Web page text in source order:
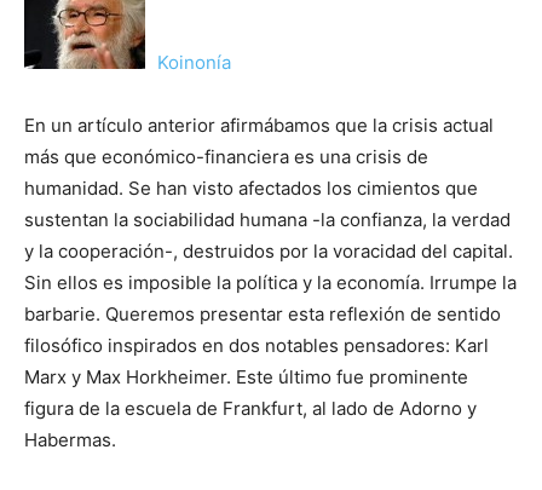
Koinonía
En un artículo anterior afirmábamos que la crisis actual
más que económico-financiera es una crisis de
humanidad. Se han visto afectados los cimientos que
sustentan la sociabilidad humana -la confianza, la verdad
y la cooperación-, destruidos por la voracidad del capital.
Sin ellos es imposible la política y la economía. Irrumpe la
barbarie. Queremos presentar esta reflexión de sentido
filosófico inspirados en dos notables pensadores: Karl
Marx y Max Horkheimer. Este último fue prominente
figura de la escuela de Frankfurt, al lado de Adorno y
Habermas.